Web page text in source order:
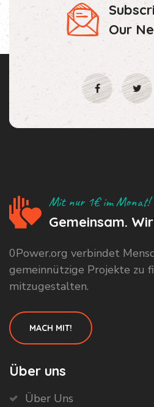
Our
Mit nur 1€ im Monat!
Gemeinsam.
0Power.org verbindet
gemeinnützige Projekte zu
mitzugestalten.
MACH MIT!
Über uns
Über Uns